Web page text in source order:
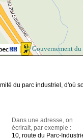
© Gouvernement du
du parc industriel, d'où
Dans une adresse, on
écrirait, par exemple :
10, route du Parc-